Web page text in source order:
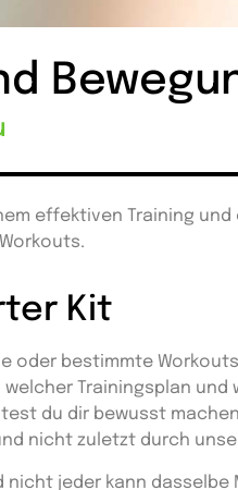
effektiven Training
Kit
oder bestimmte
Trainingsplan und
du dir bewusst
nicht zuletzt durch
jeder kann dasselbe